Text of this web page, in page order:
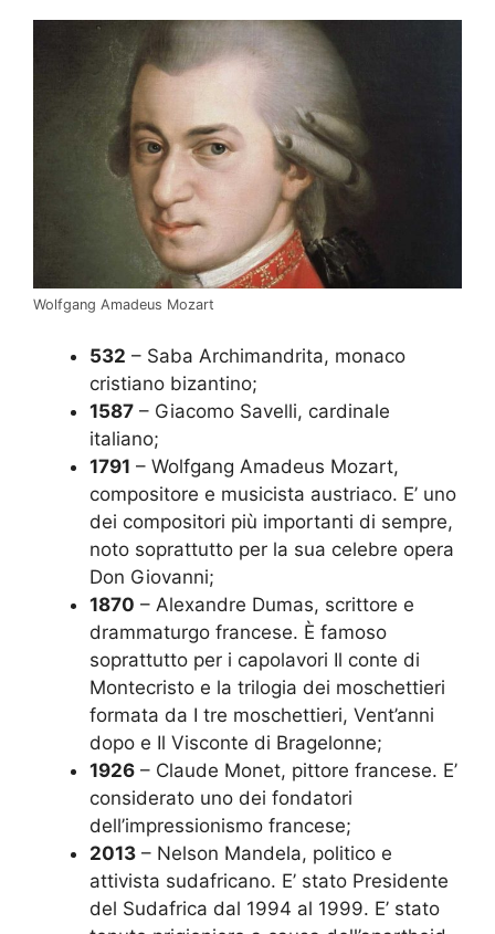
Wolfgang Amadeus Mozart
532 – Saba Archimandrita, monaco
cristiano bizantino;
1587 – Giacomo Savelli, cardinale
italiano;
1791 – Wolfgang Amadeus Mozart,
compositore e musicista austriaco. E’ uno
dei compositori più importanti di sempre,
noto soprattutto per la sua celebre opera
Don Giovanni;
1870 – Alexandre Dumas, scrittore e
drammaturgo francese. È famoso
soprattutto per i capolavori Il conte di
Montecristo e la trilogia dei moschettieri
formata da I tre moschettieri, Vent’anni
dopo e Il Visconte di Bragelonne;
1926 – Claude Monet, pittore francese. E’
considerato uno dei fondatori
dell’impressionismo francese;
2013 – Nelson Mandela, politico e
attivista sudafricano. E’ stato Presidente
del Sudafrica dal 1994 al 1999. E’ stato